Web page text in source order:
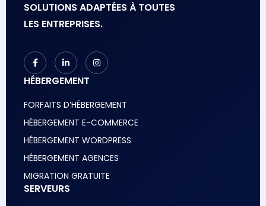
SOLUTIONS ADAPTÉES À TOUTES
LES ENTREPRISES.
HÉBERGEMENT
FORFAITS D’HÉBERGEMENT
HÉBERGEMENT E-COMMERCE
HÉBERGEMENT WORDPRESS
HÉBERGEMENT AGENCES
MIGRATION GRATUITE
SERVEURS